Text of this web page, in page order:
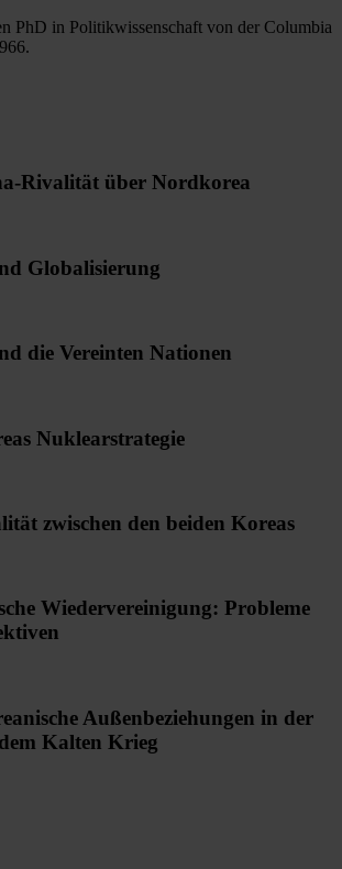
PhD in Politikwissenschaft von der Columbia
Rivalität über Nordkorea
Globalisierung
die Vereinten Nationen
Nuklearstrategie
zwischen den beiden Koreas
Wiedervereinigung: Probleme
Außenbeziehungen in der
Kalten Krieg